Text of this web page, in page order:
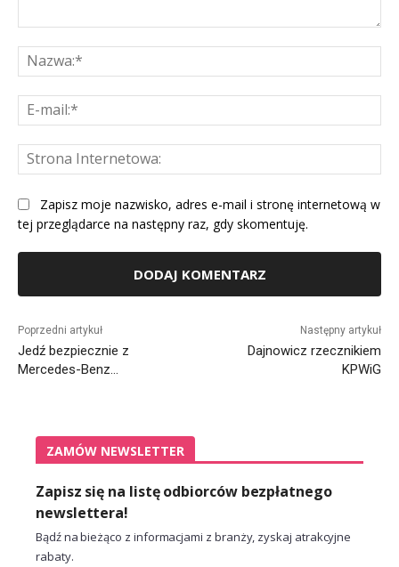
Zapisz moje nazwisko, adres e-mail i stronę internetową w
tej przeglądarce na następny raz, gdy skomentuję.
Poprzedni artykuł
Jedź bezpiecznie z
Mercedes-Benz…
Następny artykuł
Dajnowicz rzecznikiem
KPWiG
ZAMÓW NEWSLETTER
Zapisz się na listę odbiorców bezpłatnego
newslettera!
Bądź na bieżąco z informacjami z branży, zyskaj atrakcyjne
rabaty.